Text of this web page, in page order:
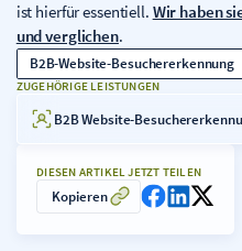
ist hierfür essentiell. Wir haben
und verglichen.
DIESEN ARTIKEL JETZT TEILEN
Kopieren
ZUGEHÖRIGE LEISTUNGEN
B2B Website-
B2B-Website-Besuchererkennung